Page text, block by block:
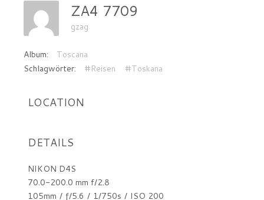
ZA4 7709
gzag
Album:
Toscana
Schlagwörter:
#Reisen #Toskana
LOCATION
DETAILS
NIKON D4S
70.0-200.0 mm f/2.8
105mm / ƒ/5.6 / 1/750s / ISO 200